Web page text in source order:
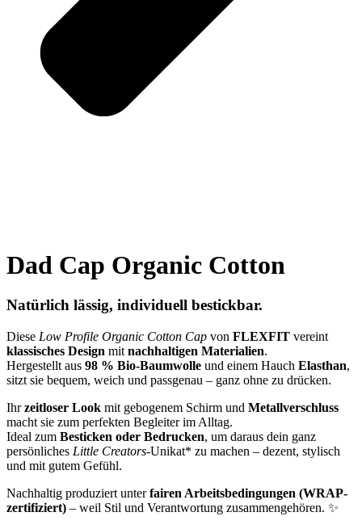
Dad Cap Organic Cotton
Natürlich lässig, individuell bestickbar.
Diese Low Profile Organic Cotton Cap von FLEXFIT vereint
klassisches Design mit nachhaltigen Materialien.
Hergestellt aus 98 % Bio-Baumwolle und einem Hauch Elasthan,
sitzt sie bequem, weich und passgenau – ganz ohne zu drücken.
Ihrzeitloser Look mit gebogenem Schirm und Metallverschluss
macht sie zum perfekten Begleiter im Alltag.
Ideal zum Besticken oder Bedrucken, um daraus dein ganz
persönliches Little Creators-Unikat* zu machen – dezent, stylisch
und mit gutem Gefühl.
Nachhaltig produziert unterfairen Arbeitsbedingungen (WRAP-
zertifiziert) – weil Stil und Verantwortung zusammengehören. ✨